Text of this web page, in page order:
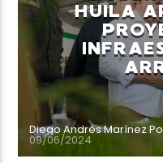
HUILA
Diego Andrés Marínez
09/06/2024